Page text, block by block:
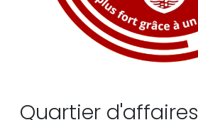
Quartier d'affaires